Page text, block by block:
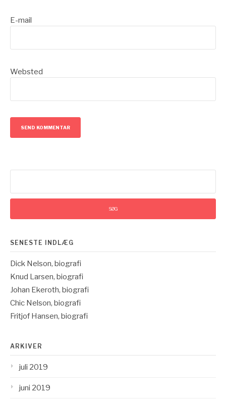
E-mail
Websted
SENESTE INDLÆG
Dick Nelson, biografi
Knud Larsen, biografi
Johan Ekeroth, biografi
Chic Nelson, biografi
Fritjof Hansen, biografi
ARKIVER
juli 2019
juni 2019